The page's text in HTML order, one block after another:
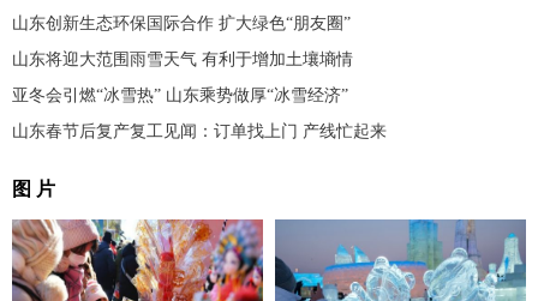
山东创新生态环保国际合作 扩大绿色“朋友圈”
山东将迎大范围雨雪天气 有利于增加土壤墒情
亚冬会引燃“冰雪热” 山东乘势做厚“冰雪经济”
山东春节后复产复工见闻：订单找上门 产线忙起来
图 片